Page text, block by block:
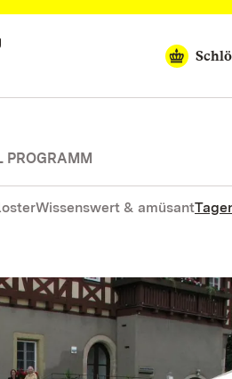
PROGRAMM
Wissenswert & amüsant